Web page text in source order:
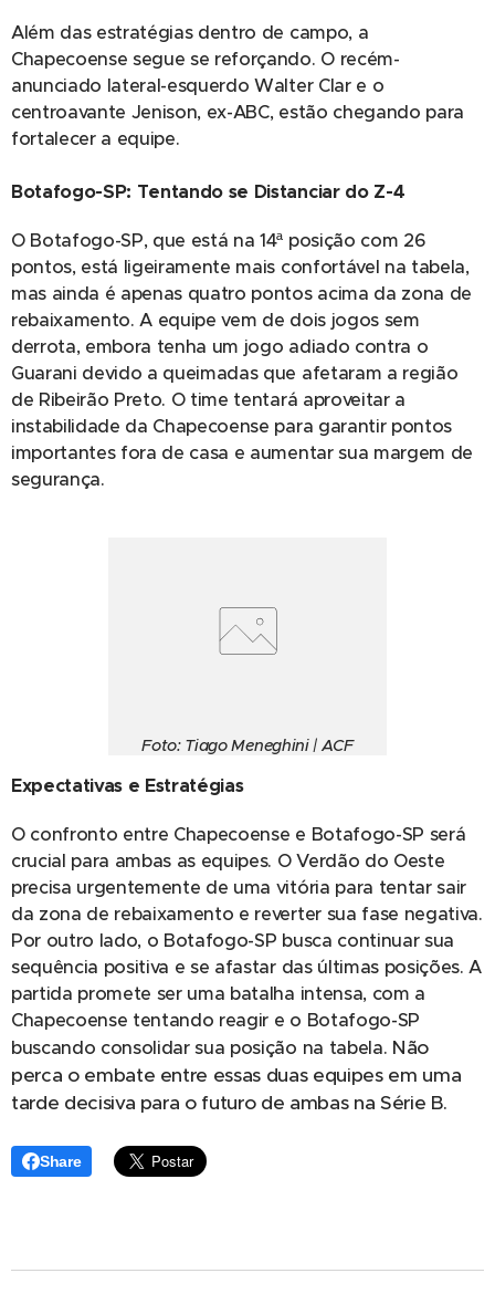
Além das estratégias dentro de campo, a
Chapecoense segue se reforçando. O recém-
anunciado lateral-esquerdo Walter Clar e o
centroavante Jenison, ex-ABC, estão chegando para
fortalecer a equipe.
Botafogo-SP: Tentando se Distanciar do Z-4
O Botafogo-SP, que está na 14ª posição com 26
pontos, está ligeiramente mais confortável na tabela,
mas ainda é apenas quatro pontos acima da zona de
rebaixamento. A equipe vem de dois jogos sem
derrota, embora tenha um jogo adiado contra o
Guarani devido a queimadas que afetaram a região
de Ribeirão Preto. O time tentará aproveitar a
instabilidade da Chapecoense para garantir pontos
importantes fora de casa e aumentar sua margem de
segurança.
Foto: Tiago Meneghini | ACF
Expectativas e Estratégias
O confronto entre Chapecoense e Botafogo-SP será
crucial para ambas as equipes. O Verdão do Oeste
precisa urgentemente de uma vitória para tentar sair
da zona de rebaixamento e reverter sua fase negativa.
Por outro lado, o Botafogo-SP busca continuar sua
sequência positiva e se afastar das últimas posições. A
partida promete ser uma batalha intensa, com a
Chapecoense tentando reagir e o Botafogo-SP
buscando consolidar sua posição na tabela. Não
perca o embate entre essas duas equipes em uma
tarde decisiva para o futuro de ambas na Série B.
Share